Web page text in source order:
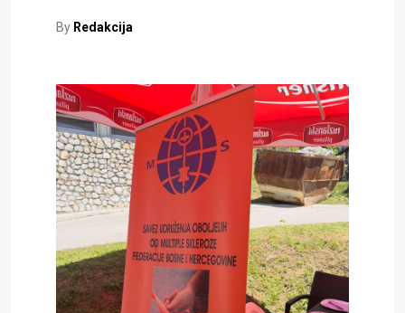
By Redakcija